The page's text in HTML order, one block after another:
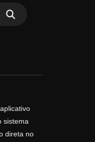
sistema
direta no